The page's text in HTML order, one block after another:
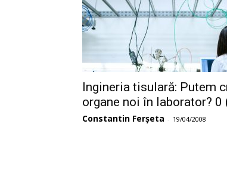
Ingineria tisulară: Putem
organe noi în laborator? 0
Constantin Ferșeta - 19/04/2008